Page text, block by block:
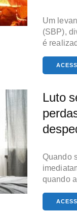
Um
(SBP),
é
Luto
Quando
quando